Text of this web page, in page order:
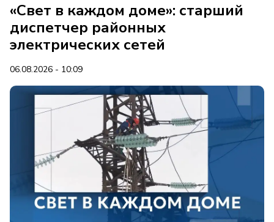
«Свет в каждом доме»: старший
диспетчер районных
электрических сетей
06.08.2026 - 10:09